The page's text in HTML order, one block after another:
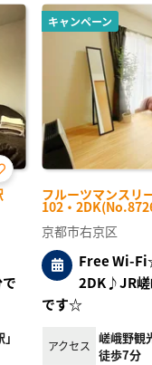
キャンペーン
フルーツマンス
102・
京都市右京区
Free Wi-
2DK♪JR嵯
です☆
アクセス
嵯峨野観
徒歩7分